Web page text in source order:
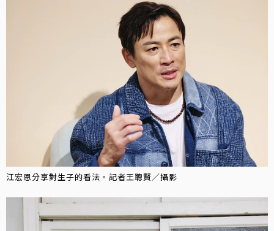
江宏恩分享對生子的看法。記者王聰賢／攝影